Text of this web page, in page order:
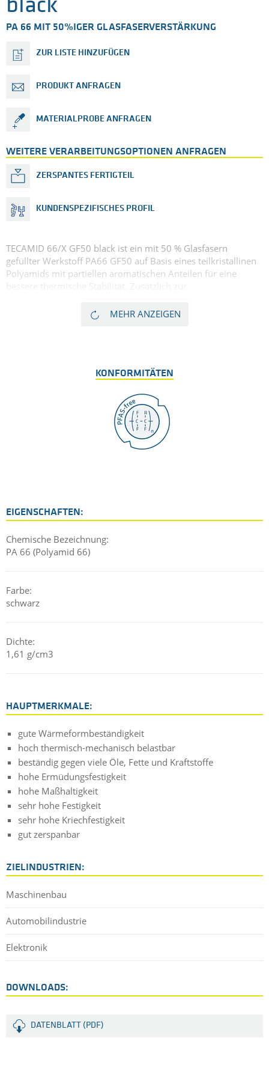
black
PA 66 MIT 50%IGER GLASFASERVERSTÄRKUNG
ZUR LISTE HINZUFÜGEN
PRODUKT ANFRAGEN
MATERIALPROBE ANFRAGEN
WEITERE VERARBEITUNGSOPTIONEN ANFRAGEN
ZERSPANTES FERTIGTEIL
KUNDENSPEZIFISCHES PROFIL
TECAMID 66/X GF50 black ist ein mit 50 % Glasfasern
gefüllter Werkstoff PA66 GF50 auf Basis eines teilkristallinen
Polyamids mit partiellen aromatischen Anteilen für eine
bessere thermische Stabilität. Zusätzlich zur
Anteil Glasfasern verstärkt, als bei extrudierten Produkten
MEHR ANZEIGEN
KONFORMITÄTEN
EIGENSCHAFTEN:
Chemische Bezeichnung:
PA 66 (Polyamid 66)
Farbe:
schwarz
Dichte:
1,61 g/cm3
HAUPTMERKMALE:
gute Wärmeformbeständigkeit
hoch thermisch-mechanisch belastbar
beständig gegen viele Öle, Fette und Kraftstoffe
hohe Ermüdungsfestigkeit
hohe Maßhaltigkeit
sehr hohe Festigkeit
sehr hohe Kriechfestigkeit
gut zerspanbar
ZIELINDUSTRIEN:
Maschinenbau
Automobilindustrie
Elektronik
DOWNLOADS:
DATENBLATT (PDF)